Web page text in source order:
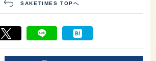
SAKETIMES TOPへ